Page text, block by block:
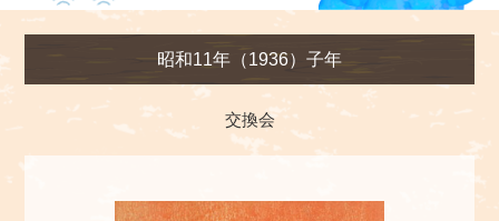
昭和11年（1936）子年
交換会